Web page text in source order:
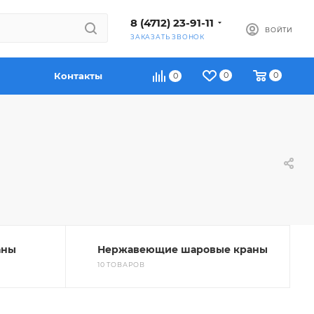
8 (4712) 23-91-11
ЗАКАЗАТЬ ЗВОНОК
ВОЙТИ
0 0 0
Контакты
Нержавеющие шаровые краны
10 ТОВАРОВ